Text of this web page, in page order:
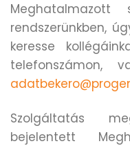
rendszerünkben,
keresse
telefonszámon,
Szolgáltatás
bejelentett